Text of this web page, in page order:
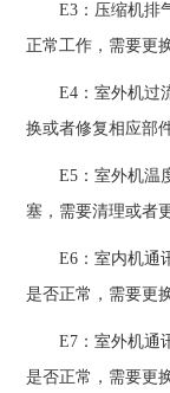
E3：压缩机排气
正常工作，需要更
E4：室外机过流
换或者修复相应部件
E5：室外机温度
塞，需要清理或者
E6：室内机通讯
是否正常，需要更
E7：室外机通讯
是否正常，需要更